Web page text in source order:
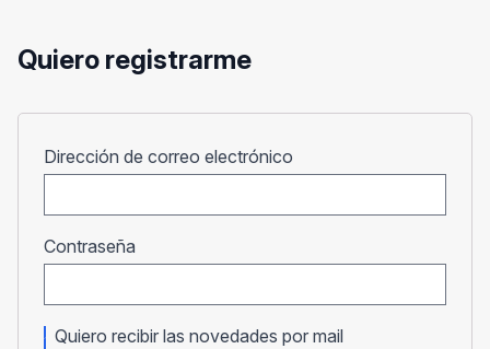
Quiero registrarme
Dirección de correo electrónico
Contraseña
Quiero recibir las novedades por mail